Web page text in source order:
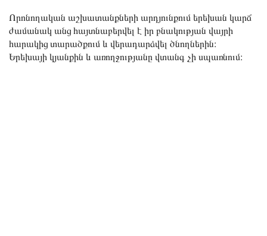
Որոնողական աշխատանքների արդյունքում երեխան կարճ
ժամանակ անց հայտնաբերվել է իր բնակության վայրի
հարակից տարածքում և վերադարձվել ծնողներին։
Երեխայի կյանքին և առողջությանը վտանգ չի սպառնում։